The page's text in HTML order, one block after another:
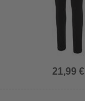
21,99 €